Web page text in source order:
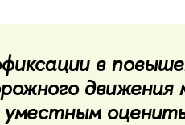
в
движения